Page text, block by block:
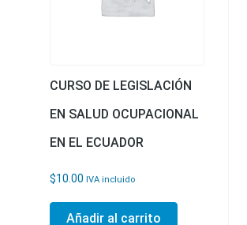
CURSO DE LEGISLACIÓN
EN SALUD OCUPACIONAL
EN EL ECUADOR
$10.00 IVA incluido
Añadir al carrito